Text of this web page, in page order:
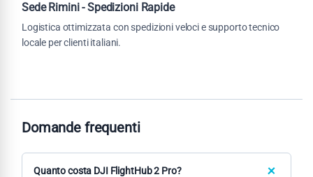
Sede Rimini - Spedizioni Rapide
Logistica ottimizzata con spedizioni veloci e supporto tecnico
locale per clienti italiani.
Domande frequenti
Quanto costa DJI FlightHub 2 Pro?